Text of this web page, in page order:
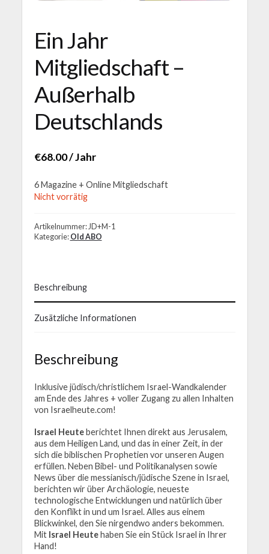
Ein Jahr
Mitgliedschaft –
Außerhalb
Deutschlands
€68.00/ Jahr
6 Magazine + Online Mitgliedschaft
Nicht vorrätig
Artikelnummer: JD+M-1
Kategorie: Old ABO
Beschreibung
Zusätzliche Informationen
Beschreibung
Inklusive jüdisch/christlichem Israel-Wandkalender
am Ende des Jahres + voller Zugang zu allen Inhalten
von Israelheute.com!
Israel Heuteberichtet Ihnen direkt aus Jerusalem,
aus dem Heiligen Land, und das in einer Zeit, in der
sich die biblischen Prophetien vor unseren Augen
erfüllen. Neben Bibel- und Politikanalysen sowie
News über die messianisch/jüdische Szene in Israel,
berichten wir über Archäologie, neueste
technologische Entwicklungen und natürlich über
den Konflikt in und um Israel. Alles aus einem
Blickwinkel, den Sie nirgendwo anders bekommen.
Mit Israel Heutehaben Sie ein Stück Israel in Ihrer
Hand!